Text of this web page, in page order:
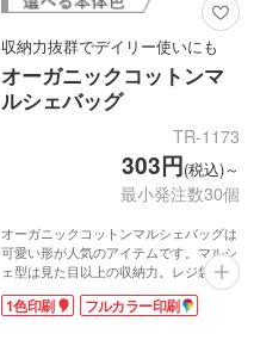
収納力抜群でデイリー使いにも
オーガニックコットンマ
ルシェバッグ
TR-1173
303円(税込)～
最小発注数30個
オーガニックコットンマルシェバッグは
可愛い形が人気のアイテムです。マルシ
ェ型は見た目以上の収納力。レジ袋と同
じ形状でお買い物バッグとしてはもちろ
んサブバッグとしてデイリーに使えま
1色印刷 フルカラー印刷